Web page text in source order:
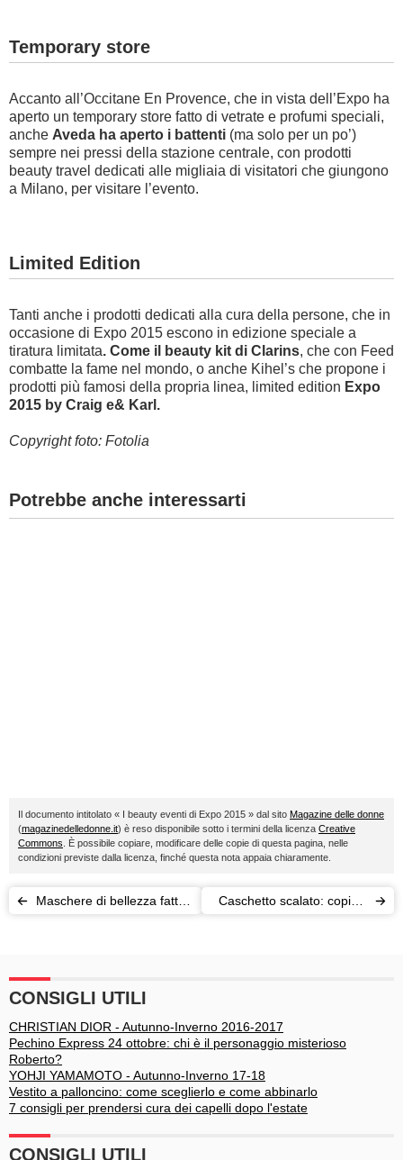
Temporary store
Accanto all’Occitane En Provence, che in vista dell’Expo ha
aperto un temporary store fatto di vetrate e profumi speciali,
anche Aveda ha aperto i battenti (ma solo per un po’)
sempre nei pressi della stazione centrale, con prodotti
beauty travel dedicati alle migliaia di visitatori che giungono
a Milano, per visitare l’evento.
Limited Edition
Tanti anche i prodotti dedicati alla cura della persone, che in
occasione di Expo 2015 escono in edizione speciale a
tiratura limitata. Come il beauty kit di Clarins, che con Feed
combatte la fame nel mondo, o anche Kihel’s che propone i
prodotti più famosi della propria linea, limited edition Expo
2015 by Craig e& Karl.
Copyright foto: Fotolia
Potrebbe anche interessarti
Il documento intitolato « I beauty eventi di Expo 2015 » dal sito Magazine delle donne
(magazinedelledonne.it) è reso disponibile sotto i termini della licenza Creative
Commons . È possibile copiare, modificare delle copie di questa pagina, nelle
condizioni previste dalla licenza, finché questa nota appaia chiaramente.
Maschere di bellezza fatte
Caschetto scalato: copia il
CONSIGLI UTILI
CHRISTIAN DIOR - Autunno-Inverno 2016-2017
Pechino Express 24 ottobre: chi è il personaggio misterioso
Roberto?
YOHJI YAMAMOTO - Autunno-Inverno 17-18
Vestito a palloncino: come sceglierlo e come abbinarlo
7 consigli per prendersi cura dei capelli dopo l'estate
CONSIGLI UTILI